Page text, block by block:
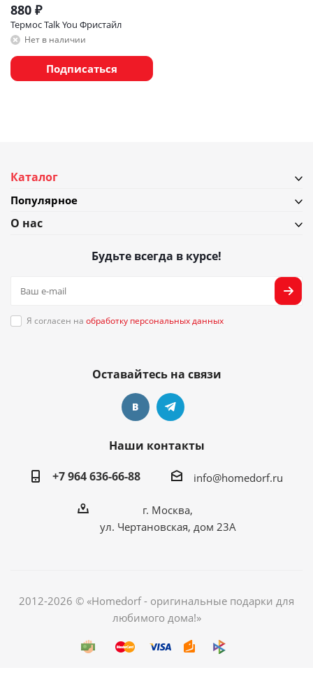
880 ₽
Термос Talk You Фристайл
Нет в наличии
Подписаться
Каталог
Популярное
О нас
Будьте всегда в курсе!
Я согласен на обработку персональных данных
Оставайтесь на связи
Наши контакты
+7 964 636-66-88
info@homedorf.ru
г. Москва,
ул. Чертановская, дом 23А
2012-2026 © «Homedorf - оригинальные подарки для
любимого дома!»